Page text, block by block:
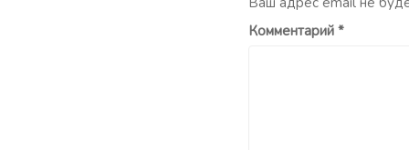
Комментарий *